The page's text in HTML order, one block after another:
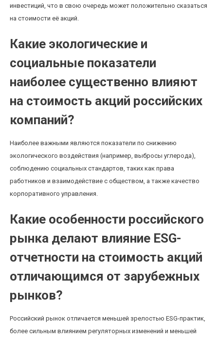
инвестиций, что в свою очередь может положительно сказаться
на стоимости её акций.
Какие экологические и
социальные показатели
наиболее существенно влияют
на стоимость акций российских
компаний?
Наиболее важными являются показатели по снижению
экологического воздействия (например, выбросы углерода),
соблюдению социальных стандартов, таких как права
работников и взаимодействие с обществом, а также качество
корпоративного управления.
Какие особенности российского
рынка делают влияние ESG-
отчетности на стоимость акций
отличающимся от зарубежных
рынков?
Российский рынок отличается меньшей зрелостью ESG-практик,
более сильным влиянием регуляторных изменений и меньшей